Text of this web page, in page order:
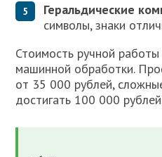
Геральдические
символы, знаки
Стоимость ручной
машинной обработки.
от 35 000 рублей,
достигать 100 000